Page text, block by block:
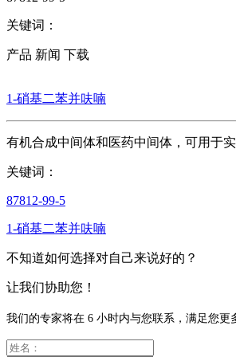
关键词：
产品 新闻 下载
1-硝基二苯并呋喃
有机合成中间体和医药中间体，可用于
关键词：
87812-99-5
1-硝基二苯并呋喃
不知道如何选择对自己来说好的？
让我们协助您！
我们的专家将在 6 小时内与您联系，满足您更